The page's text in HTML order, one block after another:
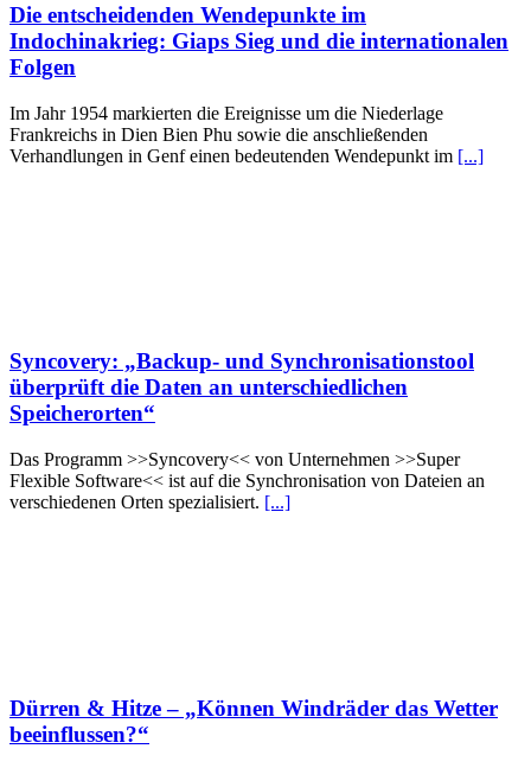
Die entscheidenden Wendepunkte im
Indochinakrieg: Giaps Sieg und die internationalen
Folgen
Im Jahr 1954 markierten die Ereignisse um die Niederlage
Frankreichs in Dien Bien Phu sowie die anschließenden
Verhandlungen in Genf einen bedeutenden Wendepunkt im [...]
Syncovery: „Backup- und Synchronisationstool
überprüft die Daten an unterschiedlichen
Speicherorten“
Das Programm >>Syncovery<< von Unternehmen >>Super
Flexible Software<< ist auf die Synchronisation von Dateien an
verschiedenen Orten spezialisiert. [...]
Dürren & Hitze – „Können Windräder das Wetter
beeinflussen?“